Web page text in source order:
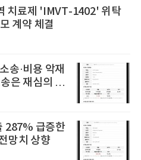
치료제 'IMVT-1402' 위탁
계약 체결
송·비용 악재
은 재심의 청
287% 급증한
망치 상향